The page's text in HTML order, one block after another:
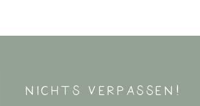
nichts verpassen!